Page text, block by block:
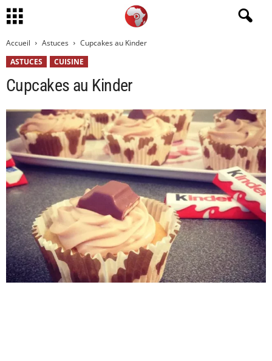
Accueil Astuces
Cupcakes au Kinder
ASTUCES
CUISINE
Cupcakes au Kinder